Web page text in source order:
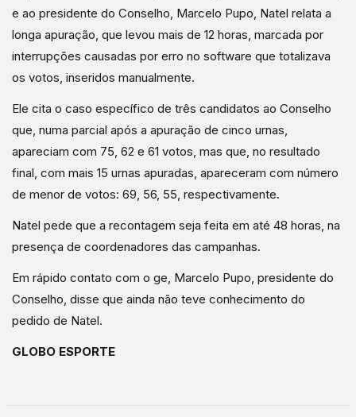
e ao presidente do Conselho, Marcelo Pupo, Natel relata a
longa apuração, que levou mais de 12 horas, marcada por
interrupções causadas por erro no software que totalizava
os votos, inseridos manualmente.
Ele cita o caso específico de três candidatos ao Conselho
que, numa parcial após a apuração de cinco urnas,
apareciam com 75, 62 e 61 votos, mas que, no resultado
final, com mais 15 urnas apuradas, apareceram com número
de menor de votos: 69, 56, 55, respectivamente.
Natel pede que a recontagem seja feita em até 48 horas, na
presença de coordenadores das campanhas.
Em rápido contato com o ge, Marcelo Pupo, presidente do
Conselho, disse que ainda não teve conhecimento do
pedido de Natel.
GLOBO ESPORTE